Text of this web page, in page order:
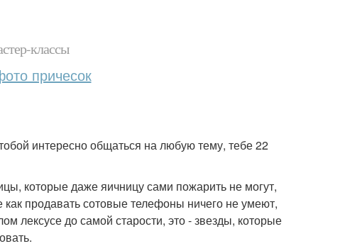
классы
причесок
интересно общаться на любую тему, тебе 22
которые даже яичницу сами пожарить не могут,
как продавать сотовые телефоны ничего не умеют,
лексусе до самой старости, это - звезды, которые